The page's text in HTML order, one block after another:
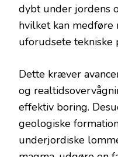
dybt under jordens
hvilket kan
uforudsete tekniske
Dette kræver
og
effektiv boring.
geologiske
underjordiske